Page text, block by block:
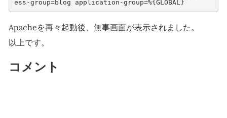
Apacheを再々起動後、無事画面が表示されました。
以上です。
コメント